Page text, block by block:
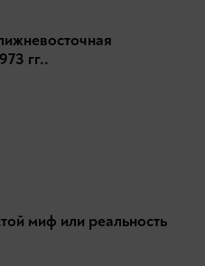
гг..
миф или реальность